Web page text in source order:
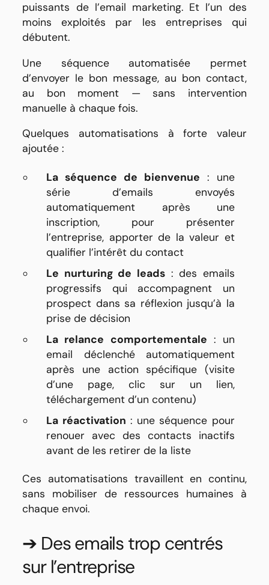
puissants de l’email marketing. Et l’un des
moins exploités par les entreprises qui
débutent.
Une séquence automatisée permet
d’envoyer le bon message, au bon contact,
au bon moment — sans intervention
manuelle à chaque fois.
Quelques automatisations à forte valeur
ajoutée :
La séquence de bienvenue : une
série d’emails envoyés
automatiquement après une
inscription, pour présenter
l’entreprise, apporter de la valeur et
qualifier l’intérêt du contact
Le nurturing de leads : des emails
progressifs qui accompagnent un
prospect dans sa réflexion jusqu’à la
prise de décision
La relance comportementale : un
email déclenché automatiquement
après une action spécifique (visite
d’une page, clic sur un lien,
téléchargement d’un contenu)
La réactivation : une séquence pour
renouer avec des contacts inactifs
avant de les retirer de la liste
Ces automatisations travaillent en continu,
sans mobiliser de ressources humaines à
chaque envoi.
➔ Des emails trop centrés
sur l’entreprise